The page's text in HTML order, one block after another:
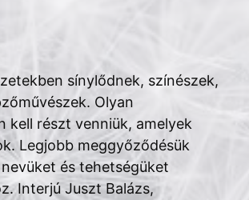
sínylődnek, színészek,
Olyan
kell részt venniük, amelyek
Legjobb meggyőződésük
és tehetségüket
Interjú Juszt Balázs,